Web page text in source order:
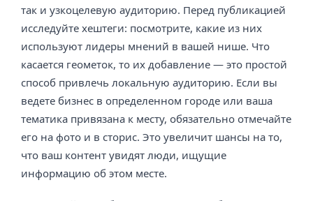
так и узкоцелевую аудиторию. Перед публикацией
исследуйте хештеги: посмотрите, какие из них
используют лидеры мнений в вашей нише. Что
касается геометок, то их добавление — это простой
способ привлечь локальную аудиторию. Если вы
ведете бизнес в определенном городе или ваша
тематика привязана к месту, обязательно отмечайте
его на фото и в сторис. Это увеличит шансы на то,
что ваш контент увидят люди, ищущие
информацию об этом месте.